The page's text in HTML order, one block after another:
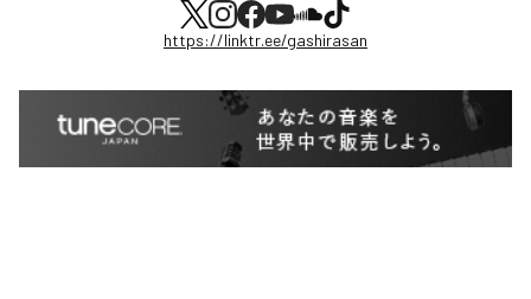
https://linktr.ee/gashirasan